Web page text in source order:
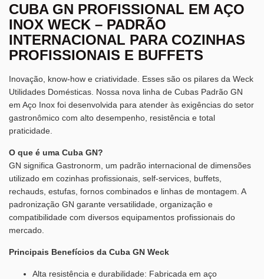
CUBA GN PROFISSIONAL EM AÇO
INOX WECK – PADRÃO
INTERNACIONAL PARA COZINHAS
PROFISSIONAIS E BUFFETS
Inovação, know-how e criatividade. Esses são os pilares da Weck
Utilidades Domésticas. Nossa nova linha de Cubas Padrão GN
em Aço Inox foi desenvolvida para atender às exigências do setor
gastronômico com alto desempenho, resistência e total
praticidade.
O que é uma Cuba GN?
GN significa Gastronorm, um padrão internacional de dimensões
utilizado em cozinhas profissionais, self-services, buffets,
rechauds, estufas, fornos combinados e linhas de montagem. A
padronização GN garante versatilidade, organização e
compatibilidade com diversos equipamentos profissionais do
mercado.
Principais Benefícios da Cuba GN Weck
Alta resistência e durabilidade: Fabricada em aço